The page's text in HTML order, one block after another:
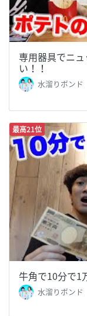
専用器具でニ
い！！
水溜りボンド
最高21位
牛角で10分で1
水溜りボンド